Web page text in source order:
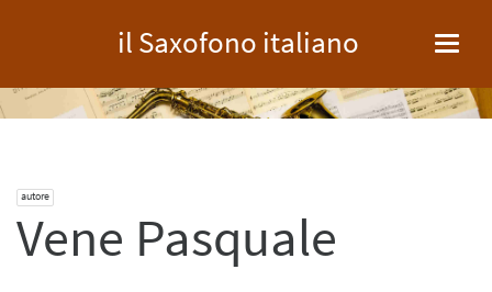
il Saxofono italiano
autore
Vene Pasquale